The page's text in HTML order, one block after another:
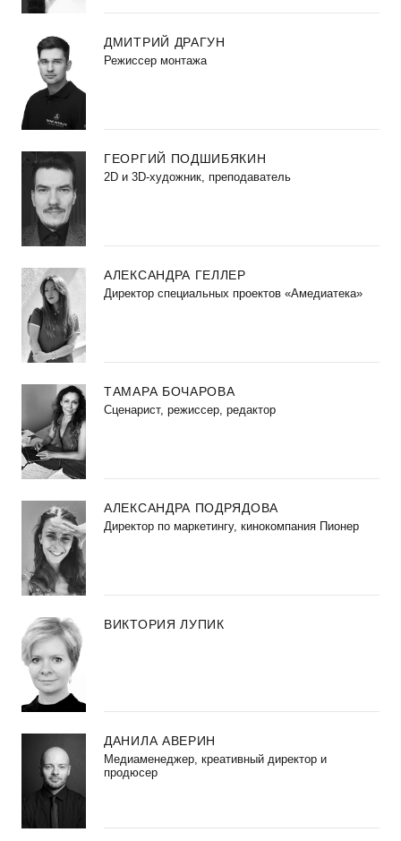
ДМИТРИЙ ДРАГУН
Режиссер монтажа
ГЕОРГИЙ ПОДШИБЯКИН
2D и 3D-художник, преподаватель
АЛЕКСАНДРА ГЕЛЛЕР
Директор специальных проектов «Амедиатека»
ТАМАРА БОЧАРОВА
Сценарист, режиссер, редактор
АЛЕКСАНДРА ПОДРЯДОВА
Директор по маркетингу, кинокомпания Пионер
ВИКТОРИЯ ЛУПИК
ДАНИЛА АВЕРИН
Медиаменеджер, креативный директор и
продюсер